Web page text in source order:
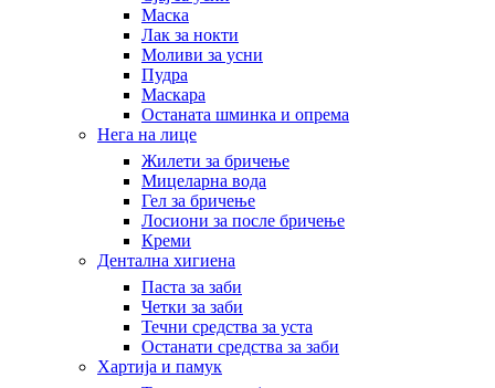
Маска
Лак за нокти
Моливи за усни
Пудра
Маскара
Останата шминка и опрема
Нега на лице
Жилети за бричење
Мицеларна вода
Гел за бричење
Лосиони за после бричење
Креми
Дентална хигиена
Паста за заби
Четки за заби
Течни средства за уста
Останати средства за заби
Хартија и памук